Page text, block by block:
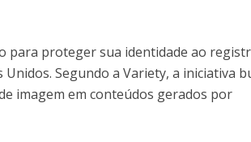
para proteger sua identidade ao
Segundo a Variety, a iniciativa
imagem em conteúdos gerados por